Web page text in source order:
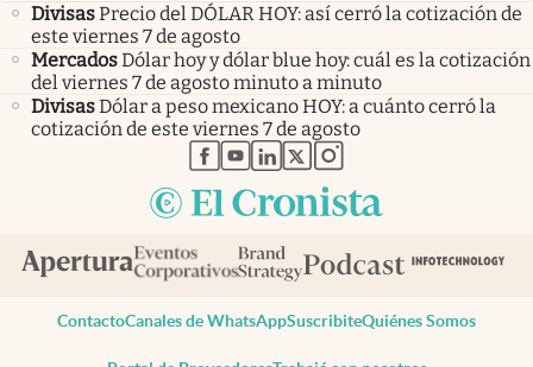
DivisasPrecio del DÓLAR HOY: así cerró la cotización de
este viernes 7 de agosto
MercadosDólar hoy y dólar blue hoy: cuál es la cotización
del viernes 7 de agosto minuto a minuto
DivisasDólar a peso mexicano HOY: a cuánto cerró la
cotización de este viernes 7 de agosto
abre en nueva pestaña
abre en nueva pestaña
abre en nueva pestaña
abre en nueva pestaña
abre en nueva pestaña
ContactoCanales de WhatsAppSuscribiteQuiénes Somos